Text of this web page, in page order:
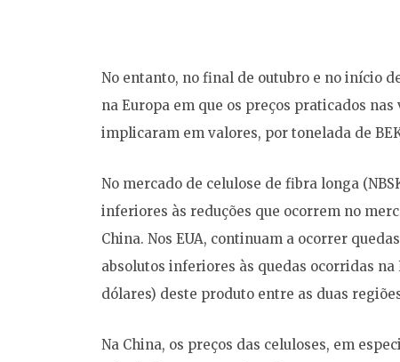
No entanto, no final de outubro e no início
na Europa em que os preços praticados
implicaram em valores, por tonelada de
No mercado de celulose de fibra longa
inferiores às reduções que ocorrem no
China. Nos EUA, continuam a ocorrer
absolutos inferiores às quedas ocorridas
dólares) deste produto entre as duas
Na China, os preços das celuloses, em